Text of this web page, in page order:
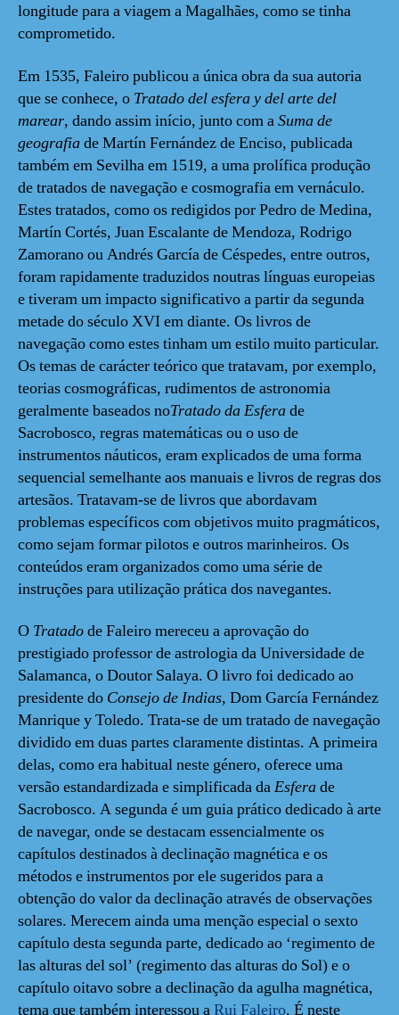
longitude para a viagem a Magalhães, como se tinha
comprometido.
Em 1535, Faleiro publicou a única obra da sua autoria
que se conhece, o Tratado del esfera y del arte del
marear, dando assim início, junto com aSuma de
geografiade Martín Fernández de Enciso, publicada
também em Sevilha em 1519, a uma prolífica produção
de tratados de navegação e cosmografia em vernáculo.
Estes tratados, como os redigidos por Pedro de Medina,
Martín Cortés, Juan Escalante de Mendoza, Rodrigo
Zamorano ou Andrés García de Céspedes, entre outros,
foram rapidamente traduzidos noutras línguas europeias
e tiveram um impacto significativo a partir da segunda
metade do século XVI em diante. Os livros de
navegação como estes tinham um estilo muito particular.
Os temas de carácter teórico que tratavam, por exemplo,
teorias cosmográficas, rudimentos de astronomia
geralmente baseados noTratado da Esferade
Sacrobosco, regras matemáticas ou o uso de
instrumentos náuticos, eram explicados de uma forma
sequencial semelhante aos manuais e livros de regras dos
artesãos. Tratavam-se de livros que abordavam
problemas específicos com objetivos muito pragmáticos,
como sejam formar pilotos e outros marinheiros. Os
conteúdos eram organizados como uma série de
instruções para utilização prática dos navegantes.
O Tratadode Faleiro mereceu a aprovação do
prestigiado professor de astrologia da Universidade de
Salamanca, o Doutor Salaya. O livro foi dedicado ao
presidente do Consejo de Indias, Dom García Fernández
Manrique y Toledo. Trata-se de um tratado de navegação
dividido em duas partes claramente distintas. A primeira
delas, como era habitual neste género, oferece uma
versão estandardizada e simplificada daEsferade
Sacrobosco. A segunda é um guia prático dedicado à arte
de navegar, onde se destacam essencialmente os
capítulos destinados à declinação magnética e os
métodos e instrumentos por ele sugeridos para a
obtenção do valor da declinação através de observações
solares. Merecem ainda uma menção especial o sexto
capítulo desta segunda parte, dedicado ao ‘regimento de
las alturas del sol’ (regimento das alturas do Sol) e o
capítulo oitavo sobre a declinação da agulha magnética,
tema que também interessou aRui Faleiro. É neste